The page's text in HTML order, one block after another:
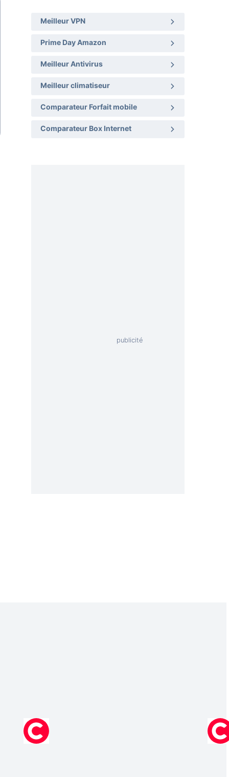
Meilleur VPN
Prime Day Amazon
Meilleur Antivirus
Meilleur climatiseur
Comparateur Forfait mobile
Comparateur Box Internet